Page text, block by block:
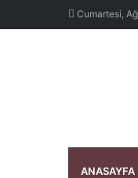
Cumartesi,
ANASAYFA